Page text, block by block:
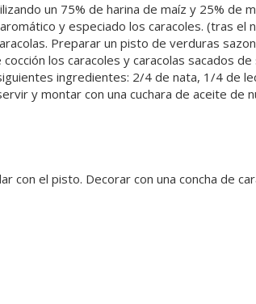
un 75% de harina de maíz y 25% de
y especiado los caracoles. (tras el
Preparar un pisto de verduras
los caracoles y caracolas sacados de
ingredientes: 2/4 de nata, 1/4 de
y montar con una cuchara de aceite de
con el pisto. Decorar con una concha de